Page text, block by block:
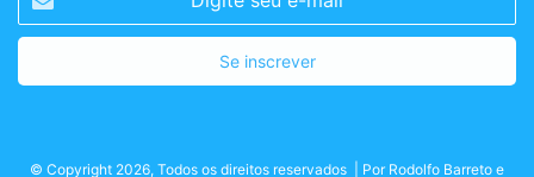
seu
e-
© Copyright 2026, Todos os direitos reservados | Por Rodolfo Barreto e